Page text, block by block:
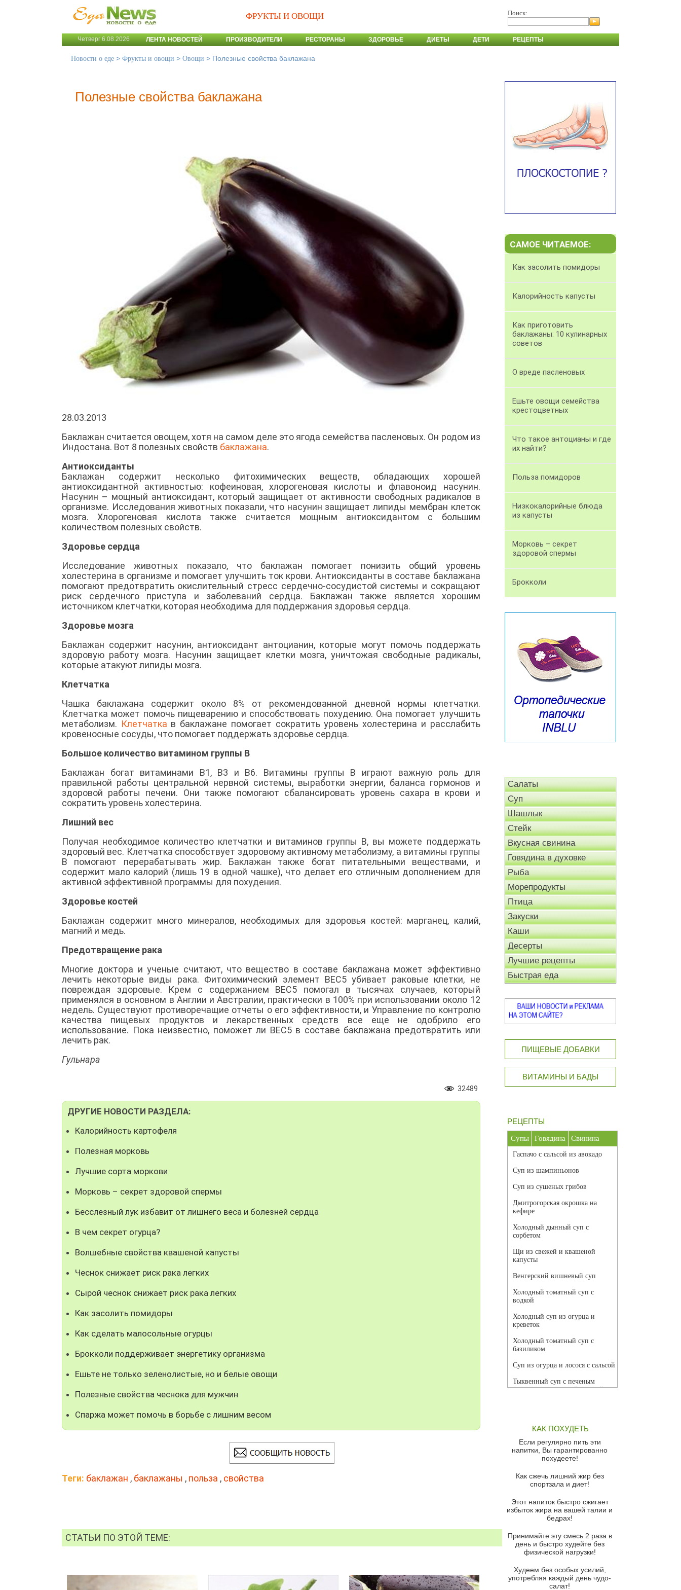
ФРУКТЫ И ОВОЩИ Поиск:
Четверг 6.08.2026 ЛЕНТА НОВОСТЕЙ ПРОИЗВОДИТЕЛИ РЕСТОРАНЫ ЗДОРОВЬЕ ДИЕТЫ ДЕТИ РЕЦЕПТЫ
Новости о еде > Фрукты и овощи > Овощи > Полезные свойства баклажана
Полезные свойства баклажана
28.03.2013
Баклажан считается овощем, хотя на самом деле это ягода семейства пасленовых. Он родом из
Индостана. Вот 8 полезных свойств баклажана.
Антиоксиданты
Баклажан содержит несколько фитохимических веществ, обладающих хорошей
антиоксидантной активностью: кофеиновая, хлорогеновая кислоты и флавоноид насунин.
Насунин – мощный антиоксидант, который защищает от активности свободных радикалов в
организме. Исследования животных показали, что насунин защищает липиды мембран клеток
мозга. Хлорогеновая кислота также считается мощным антиоксидантом с большим
количеством полезных свойств.
Здоровье сердца
Исследование животных показало, что баклажан помогает понизить общий уровень
холестерина в организме и помогает улучшить ток крови. Антиоксиданты в составе баклажана
помогают предотвратить окислительный стресс сердечно-сосудистой системы и сокращают
риск сердечного приступа и заболеваний сердца. Баклажан также является хорошим
источником клетчатки, которая необходима для поддержания здоровья сердца.
Здоровье мозга
Баклажан содержит насунин, антиоксидант антоцианин, которые могут помочь поддержать
здоровую работу мозга. Насунин защищает клетки мозга, уничтожая свободные радикалы,
которые атакуют липиды мозга.
Клетчатка
Чашка баклажана содержит около 8% от рекомендованной дневной нормы клетчатки.
Клетчатка может помочь пищеварению и способствовать похудению. Она помогает улучшить
метаболизм. Клетчатка в баклажане помогает сократить уровень холестерина и расслабить
кровеносные сосуды, что помогает поддержать здоровье сердца.
Большое количество витамином группы В
Баклажан богат витаминами B1, B3 и B6. Витамины группы В играют важную роль для
правильной работы центральной нервной системы, выработки энергии, баланса гормонов и
здоровой работы печени. Они также помогают сбалансировать уровень сахара в крови и
сократить уровень холестерина.
Лишний вес
Получая необходимое количество клетчатки и витаминов группы В, вы можете поддержать
здоровый вес. Клетчатка способствует здоровому активному метаболизму, а витамины группы
В помогают перерабатывать жир. Баклажан также богат питательными веществами, и
содержит мало калорий (лишь 19 в одной чашке), что делает его отличным дополнением для
активной эффективной программы для похудения.
Здоровье костей
Баклажан содержит много минералов, необходимых для здоровья костей: марганец, калий,
магний и медь.
Предотвращение рака
Многие доктора и ученые считают, что вещество в составе баклажана может эффективно
лечить некоторые виды рака. Фитохимический элемент BEC5 убивает раковые клетки, не
повреждая здоровые. Крем с содержанием BEC5 помогал в тысячах случаев, который
применялся в основном в Англии и Австралии, практически в 100% при использовании около 12
недель. Существуют противоречащие отчеты о его эффективности, и Управление по контролю
качества пищевых продуктов и лекарственных средств все еще не одобрило его
использование. Пока неизвестно, поможет ли BEC5 в составе баклажана предотвратить или
лечить рак.
Гульнара
32489
ДРУГИЕ НОВОСТИ РАЗДЕЛА:
Калорийность картофеля
Полезная морковь
Лучшие сорта моркови
Морковь – секрет здоровой спермы
Бесслезный лук избавит от лишнего веса и болезней сердца
В чем секрет огурца?
Волшебные свойства квашеной капусты
Чеснок снижает риск рака легких
Сырой чеснок снижает риск рака легких
Как засолить помидоры
Как сделать малосольные огурцы
Брокколи поддерживает энергетику организма
Ешьте не только зеленолистые, но и белые овощи
Полезные свойства чеснока для мужчин
Спаржа может помочь в борьбе с лишним весом
Теги: баклажан , баклажаны , польза , свойства
СТАТЬИ ПО ЭТОЙ ТЕМЕ:
САМОЕ ЧИТАЕМОЕ:
Как засолить помидоры
Калорийность капусты
Как приготовить
баклажаны: 10 кулинарных
советов
О вреде пасленовых
Ешьте овощи семейства
крестоцветных
Что такое антоцианы и где
их найти?
Польза помидоров
Низкокалорийные блюда
из капусты
Морковь – секрет
здоровой спермы
Брокколи
Салаты
Суп
Шашлык
Стейк
Вкусная свинина
Говядина в духовке
Рыба
Морепродукты
Птица
Закуски
Каши
Десерты
Лучшие рецепты
Быстрая еда
ПИЩЕВЫЕ ДОБАВКИ
ВИТАМИНЫ И БАДЫ
РЕЦЕПТЫ
Супы Говядина Свинина
Гаспачо с сальсой из авокадо
Суп из шампиньонов
Суп из сушеных грибов
Дмитрогорская окрошка на
кефире
Холодный дынный суп с
сорбетом
Щи из свежей и квашеной
капусты
Венгерский вишневый суп
Холодный томатный суп с
водкой
Холодный суп из огурца и
креветок
Холодный томатный суп с
базиликом
Суп из огурца и лосося с сальсой
Тыквенный суп с печеным
чесноком и томатной сальсой
красного перца
Парижский луковый суп
Суп из спаржи и горошка с
Суп-крем из цветной капусты
Французский луковый суп
Суп из баклажанов с моцареллой
Грибной крем-суп с кростини с
козьим сыром
Суп мисо с зеленым луком и
тофу
КАК ПОХУДЕТЬ
Если регулярно пить эти
напитки, Вы гарантированно
похудеете!
Как сжечь лишний жир без
спортзала и диет!
Этот напиток быстро сжигает
избыток жира на вашей талии и
бедрах!
Принимайте эту смесь 2 раза в
день и быстро худейте без
физической нагрузки!
Худеем без особых усилий,
употребляя каждый день чудо-
салат!